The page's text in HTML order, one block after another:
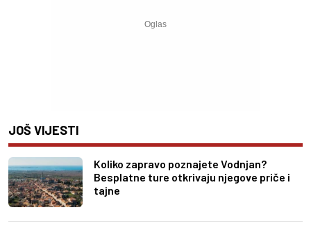
JOŠ VIJESTI
Koliko zapravo poznajete Vodnjan?
Besplatne ture otkrivaju njegove priče i
tajne